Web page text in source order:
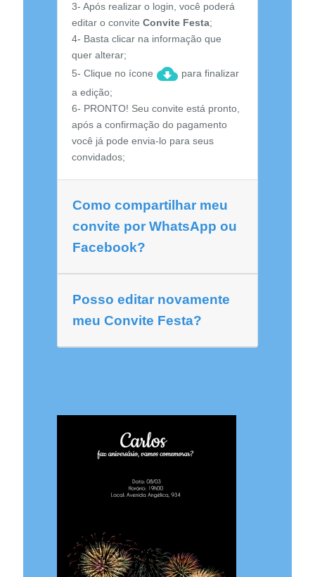
3- Após realizar o login, você poderá
editar o convite Convite Festa;
4- Basta clicar na informação que
quer alterar;
5- Clique no ícone
para finalizar
a edição;
6- PRONTO! Seu convite está pronto,
após a confirmação do pagamento
você já pode envia-lo para seus
convidados;
Como compartilhar meu
convite por WhatsApp ou
Facebook?
Posso editar novamente
meu Convite Festa?